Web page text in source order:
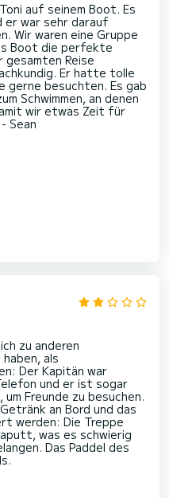
auf seinem Boot. Es
war sehr darauf
Wir waren eine Gruppe
Boot die perfekte
gesamten Reise
Er hatte tolle
gerne besuchten. Es gab
Schwimmen, an denen
wir etwas Zeit für
zu anderen
als
Der Kapitän war
und er ist sogar
Freunde zu besuchen.
an Bord und das
werden: Die Treppe
was es schwierig
Das Paddel des